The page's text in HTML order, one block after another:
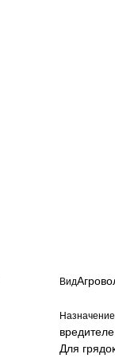
Вид
Назначение
Для